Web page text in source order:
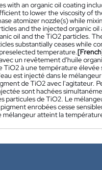
an organic oil coating
to lower the viscosity of
atomizer nozzle(s) while
and the injected organic
oil and the TiO2 particles.
substantially ceases while
temperature.
un revêtement d'huile
à une température élevée
est injecté dans le
de TiO2 avec l'agitateur.
sont hachées
particules de TiO2. Le
enrobées cesse
mélangeur atteint la